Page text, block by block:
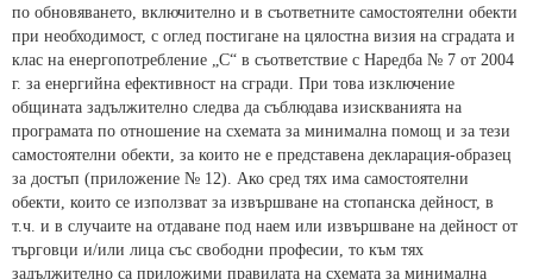
по обновяването, включително и в съответните самостоятелни обекти
при необходимост, с оглед постигане на цялостна визия на сградата и
клас на енергопотребление „С“ в съответствие с Наредба № 7 от 2004
г. за енергийна ефективност на сгради. При това изключение
общината задължително следва да съблюдава изискванията на
програмата по отношение на схемата за минимална помощ и за тези
самостоятелни обекти, за които не е представена декларация-образец
за достъп (приложение № 12). Ако сред тях има самостоятелни
обекти, които се използват за извършване на стопанска дейност, в
т.ч. и в случаите на отдаване под наем или извършване на дейност от
търговци и/или лица със свободни професии, то към тях
задължително са приложими правилата на схемата за минимална